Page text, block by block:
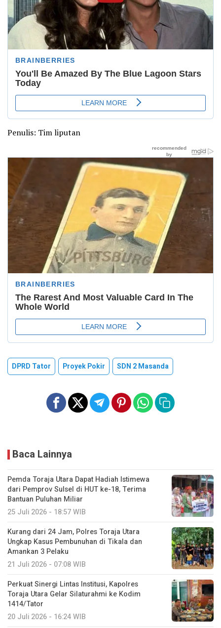
Penulis: Tim liputan
DPRD Tator Proyek Pokir SDN 2 Masanda
Baca Lainnya
Pemda Toraja Utara Dapat Hadiah Istimewa
dari Pemprov Sulsel di HUT ke-18, Terima
Bantuan Puluhan Miliar
25 Juli 2026 - 18:57 WIB
Kurang dari 24 Jam, Polres Toraja Utara
Ungkap Kasus Pembunuhan di Tikala dan
Amankan 3 Pelaku
21 Juli 2026 - 07:08 WIB
Perkuat Sinergi Lintas Institusi, Kapolres
Toraja Utara Gelar Silaturahmi ke Kodim
1414/Tator
20 Juli 2026 - 16:24 WIB